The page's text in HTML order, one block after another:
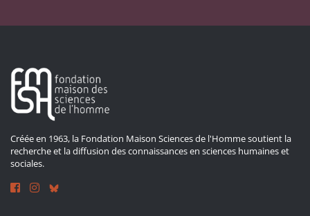
Créée en 1963, la Fondation Maison Sciences de l'Homme soutient la
recherche et la diffusion des connaissances en sciences humaines et
sociales.